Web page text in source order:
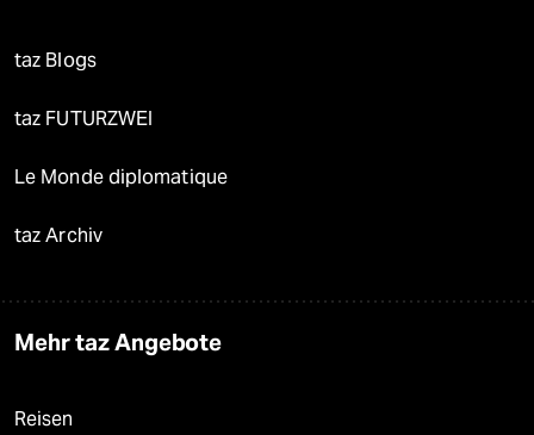
taz Blogs
taz FUTURZWEI
Le Monde diplomatique
taz Archiv
Mehr taz Angebote
Reisen